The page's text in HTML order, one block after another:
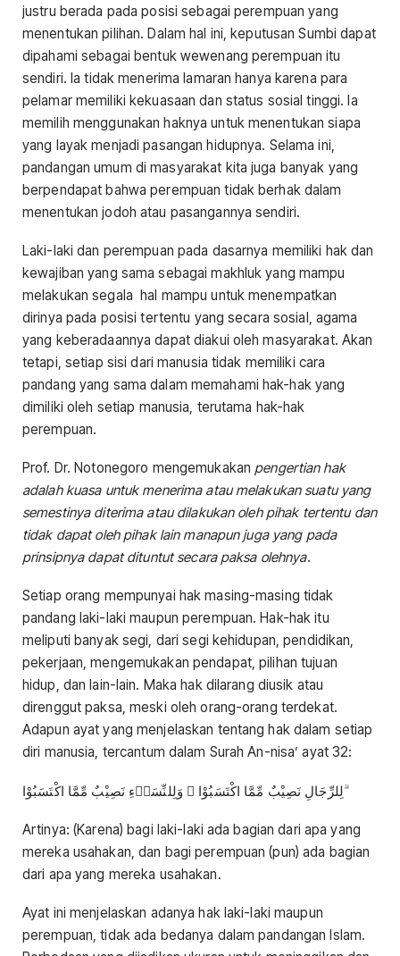
justru berada pada posisi sebagai perempuan yang
menentukan pilihan. Dalam hal ini, keputusan Sumbi dapat
dipahami sebagai bentuk wewenang perempuan itu
sendiri. Ia tidak menerima lamaran hanya karena para
pelamar memiliki kekuasaan dan status sosial tinggi. Ia
memilih menggunakan haknya untuk menentukan siapa
yang layak menjadi pasangan hidupnya. Selama ini,
pandangan umum di masyarakat kita juga banyak yang
berpendapat bahwa perempuan tidak berhak dalam
menentukan jodoh atau pasangannya sendiri.
Laki-laki dan perempuan pada dasarnya memiliki hak dan
kewajiban yang sama sebagai makhluk yang mampu
melakukan segala hal mampu untuk menempatkan
dirinya pada posisi tertentu yang secara sosial, agama
yang keberadaannya dapat diakui oleh masyarakat. Akan
tetapi, setiap sisi dari manusia tidak memiliki cara
pandang yang sama dalam memahami hak-hak yang
dimiliki oleh setiap manusia, terutama hak-hak
perempuan.
Prof. Dr. Notonegoro mengemukakan pengertian hak
adalah kuasa untuk menerima atau melakukan suatu yang
semestinya diterima atau dilakukan oleh pihak tertentu dan
tidak dapat oleh pihak lain manapun juga yang pada
prinsipnya dapat dituntut secara paksa olehnya.
Setiap orang mempunyai hak masing-masing tidak
pandang laki-laki maupun perempuan. Hak-hak itu
meliputi banyak segi, dari segi kehidupan, pendidikan,
pekerjaan, mengemukakan pendapat, pilihan tujuan
hidup, dan lain-lain. Maka hak dilarang diusik atau
direnggut paksa, meski oleh orang-orang terdekat.
Adapun ayat yang menjelaskan tentang hak dalam setiap
diri manusia, tercantum dalam Surah An-nisa’ ayat 32:
لِلرِّجَالِ نَصِيْبٌ مِّمَّا اكْتَسَبُوْا ۗ وَلِلنِّسَاۤءِ نَصِيْبٌ مِّمَّا اكْتَسَبُوْا ۗ
Artinya: (Karena) bagi laki-laki ada bagian dari apa yang
mereka usahakan, dan bagi perempuan (pun) ada bagian
dari apa yang mereka usahakan.
Ayat ini menjelaskan adanya hak laki-laki maupun
perempuan, tidak ada bedanya dalam pandangan Islam.